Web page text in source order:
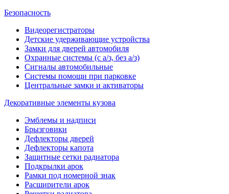
Безопасность
Видеорегистраторы
Детские удерживающие устройства
Замки для дверей автомобиля
Охранные системы (с а/з, без а/з)
Сигналы автомобильные
Системы помощи при парковке
Центральные замки и активаторы
Декоративные элементы кузова
Эмблемы и надписи
Брызговики
Дефлекторы дверей
Дефлекторы капота
Защитные сетки радиатора
Подкрылки арок
Рамки под номерной знак
Расширители арок